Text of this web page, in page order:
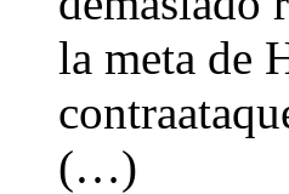
la meta de
(…)